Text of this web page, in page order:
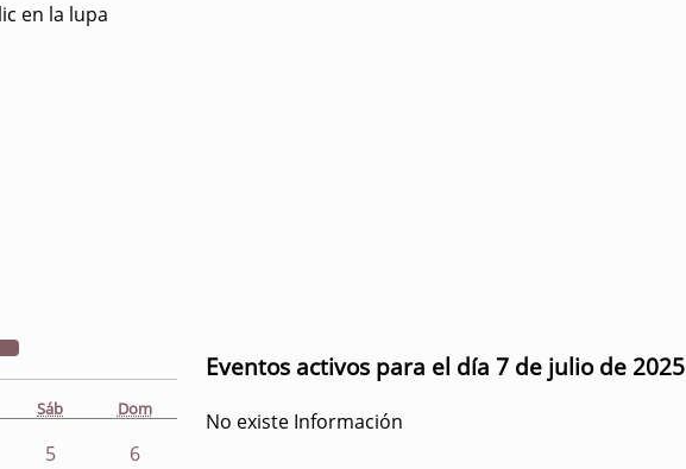
en la lupa
Sáb Dom
5 6
Eventos activos para el día 7 de julio de 2025
No existe Información